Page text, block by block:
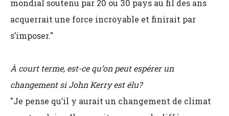
mondial soutenu par 20 ou 30 pays au fil des ans
acquerrait une force incroyable et finirait par
s’imposer."
À court terme, est-ce qu’on peut espérer un
changement si John Kerry est élu?
"Je pense qu’il y aurait un changement de climat